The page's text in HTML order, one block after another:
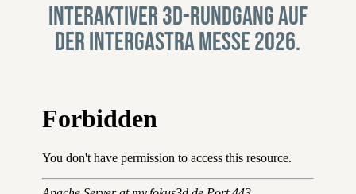
Interaktiver 3D-Rundgang auf
der Intergastra Messe 2026.